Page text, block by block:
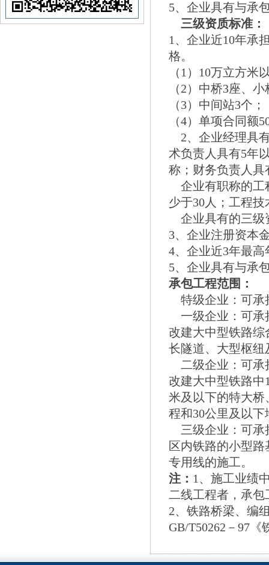
5、企业具有与承
三级资质标准：
1、企业近10年承
格。
（1）10万立方米
（2）中桥3座、
（3）中间站3个；
（4）单项合同额
2、企业经理具
术负责人具有5年
称；财务负责人
企业有职称的工
少于30人；工程
企业具有的三级
3、企业注册资本
4、企业近3年最
5、企业具有与承
承包工程范围：
特级企业：可承
一级企业：可承
改建大中型铁路
长隧道、大型枢
二级企业：可承
改建大中型铁路中
米及以下的特大桥
程和30公里及以
三级企业：可承
区内铁路的小型
专用线的施工。
注： 1、施工业绩
二线工程者，承
2、铁路桥梁、编
GB/T50262－97